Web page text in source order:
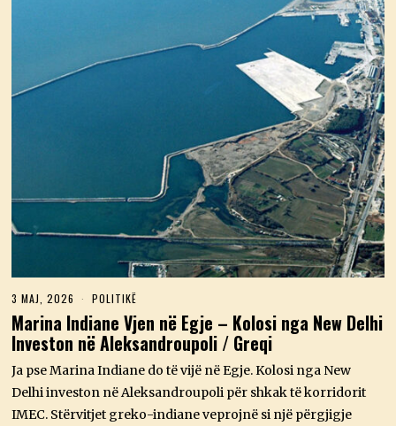
3 MAJ, 2026
A
J
2
2
6
POLITIKË
Marina Indiane Vjen në Egje – Kolosi nga New Delhi
Investon në Aleksandroupoli / Greqi
Ja pse Marina Indiane do të vijë në Egje. Kolosi nga New
Delhi investon në Aleksandroupoli për shkak të korridorit
IMEC. Stërvitjet greko-indiane veprojnë si një përgjigje